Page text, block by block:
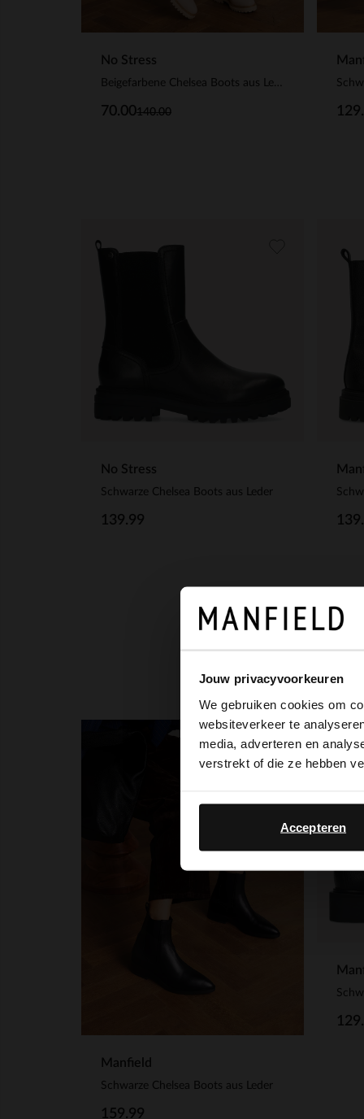
Jouw privacyvoorkeuren
We gebruiken cookies om
websiteverkeer te
media, adverteren en
verstrekt of die ze hebben
Accepteren
No Stress
140.00
70.00
No Stress
Schwarze Chelsea Boots aus Leder
139.99
Manfield
Schwarze Chelsea Boots aus Leder
159.99